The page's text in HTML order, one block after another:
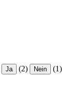
Ja (2) Nein (1)